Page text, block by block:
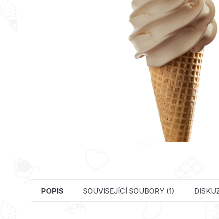
POPIS SOUVISEJÍCÍ SOUBORY (1)